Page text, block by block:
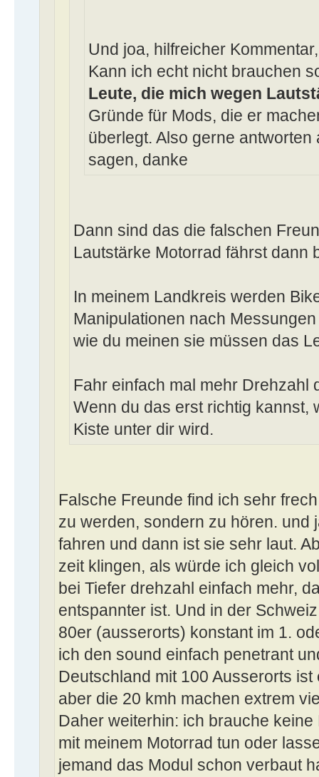
Und joa, hilfreicher
Kann ich echt nicht brauchen
Leute, die mich wegen
Gründe für Mods, die er
überlegt. Also gerne
sagen, danke
Dann sind das die falschen
Lautstärke Motorrad fährst dann
In meinem Landkreis werden
Manipulationen nach
wie du meinen sie müssen das
Fahr einfach mal mehr Drehzahl
Wenn du das erst richtig kannst,
Kiste unter dir wird.
Falsche Freunde find ich sehr
zu werden, sondern zu hören. und
fahren und dann ist sie sehr laut.
zeit klingen, als würde ich gleich
bei Tiefer drehzahl einfach mehr,
entspannter ist. Und in der
80er (ausserorts) konstant im 1.
ich den sound einfach penetrant
Deutschland mit 100 Ausserorts
aber die 20 kmh machen extrem
Daher weiterhin: ich brauche
mit meinem Motorrad tun oder
jemand das Modul schon verbaut